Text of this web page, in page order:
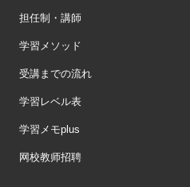
担任制・講師
学習メソッド
受講までの流れ
学習レベル表
学習メモplus
网校教师招聘